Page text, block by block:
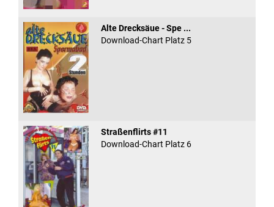
Alte Drecksäue - Spe ...
Download-Chart Platz 5
Straßenflirts #11
Download-Chart Platz 6